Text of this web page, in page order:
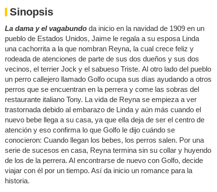
Sinopsis
La dama y el vagabundo da inicio en la navidad de 1909 en un
pueblo de Estados Unidos, Jaime le regala a su esposa Linda
una cachorrita a la que nombran Reyna, la cual crece feliz y
rodeada de atenciones de parte de sus dos dueños y sus dos
vecinos, el terrier Jock y el sabueso Triste. Al otro lado del pueblo
un perro callejero llamado Golfo ocupa sus días ayudando a otros
perros que se encuentran en la perrera y come las sobras del
restaurante italiano Tony. La vida de Reyna se empieza a ver
trastornada debido al embarazo de Linda y aún más cuando el
nuevo bebe llega a su casa, ya que ella deja de ser el centro de
atención y eso confirma lo que Golfo le dijo cuándo se
conocieron: Cuando llegan los bebes, los perros salen. Por una
serie de sucesos en casa, Reyna termina sin su collar y huyendo
de los de la perrera. Al encontrarse de nuevo con Golfo, decide
viajar con él por un tiempo. Así da inicio un romance para la
historia.